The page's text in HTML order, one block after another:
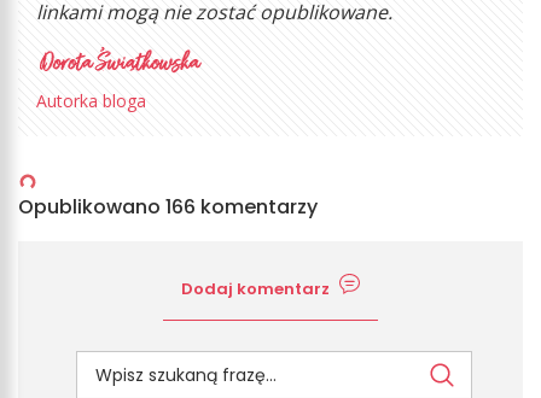
linkami mogą nie zostać opublikowane.
Autorka bloga
Opublikowano 166 komentarzy
Dodaj komentarz